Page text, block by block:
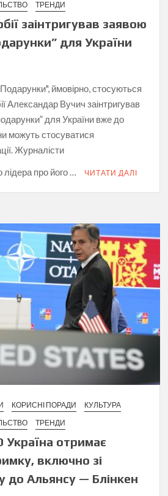
ТРЕНДИ
заінтригував заявою
для України
ймовірно, стосуються
Александар Вучич заінтригував
для України вже до
можуть стосуватися
Журналісти
про його …
ЧИТАТИ ДАЛІ
КОРИСНІ ПОРАДИ
КУЛЬТУРА
ТРЕНДИ
Україна отримає
включно зі
до Альянсу — Блінкен